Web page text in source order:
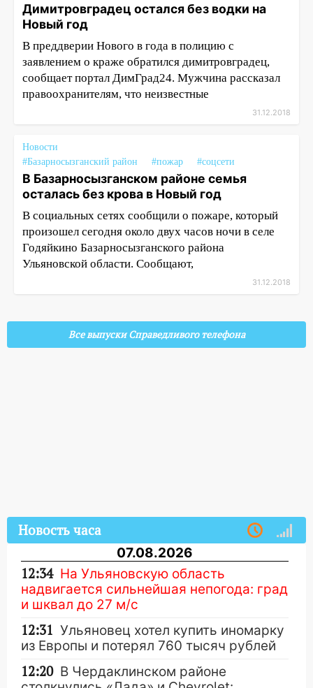
Димитровградец остался без водки на
Новый год
В преддверии Нового в года в полицию с
заявлением о краже обратился димитровградец,
сообщает портал ДимГрад24. Мужчина рассказал
правоохранителям, что неизвестные
31.12.2018
Новости
#Базарносызганский район
#пожар #соцсети
В Базарносызганском районе семья
осталась без крова в Новый год
В социальных сетях сообщили о пожаре, который
произошел сегодня около двух часов ночи в селе
Годяйкино Базарносызганского района
Ульяновской области. Сообщают,
31.12.2018
Все выпуски Справедливого телефона
Новость часа
07.08.2026
12:34 На Ульяновскую область
надвигается сильнейшая непогода: град
и шквал до 27 м/с
12:31 Ульяновец хотел купить иномарку
из Европы и потерял 760 тысяч рублей
12:20 В Чердаклинском районе